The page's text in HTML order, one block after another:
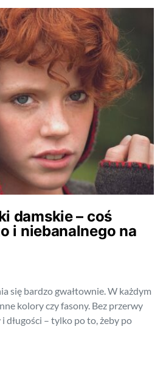
damskie – coś
i niebanalnego na
się bardzo gwałtownie. W każdym
kolory czy fasony. Bez przerwy
długości – tylko po to, żeby po